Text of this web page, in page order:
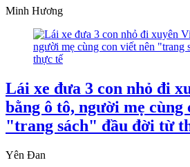
Minh Hương
Lái xe đưa 3 con nhỏ đi
bằng ô tô, người mẹ cùng
"trang sách" đầu đời từ
Yên Đan